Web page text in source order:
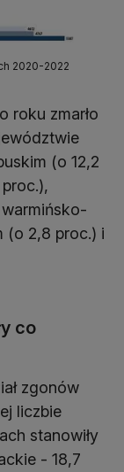
2020-2022
roku zmarło
(o 12,2
(o 2,8 proc.) i
co
zgonów
liczbie
stanowiły
- 18,7